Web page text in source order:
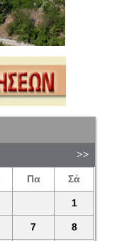
Πα Σά
1
7 8